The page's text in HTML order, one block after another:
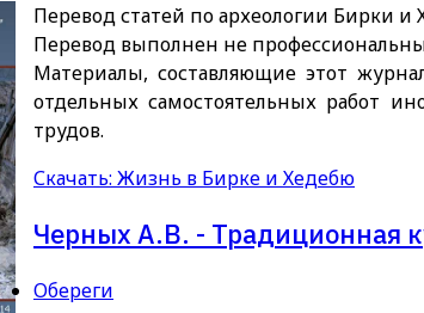
Перевод статей по археологии Бирки
Перевод выполнен не
Материалы, составляющие этот
отдельных самостоятельных работ
трудов.
Скачать: Жизнь в Бирке и Хедебю
Черных А.В. - Традиционная
Обереги